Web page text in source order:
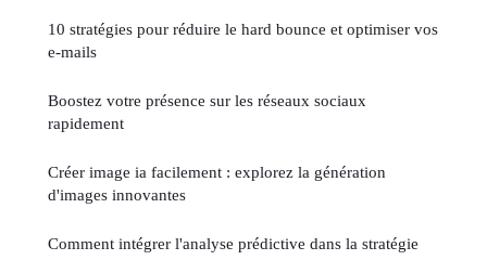
10 stratégies pour réduire le hard bounce et optimiser vos
e-mails
Boostez votre présence sur les réseaux sociaux
rapidement
Créer image ia facilement : explorez la génération
d'images innovantes
Comment intégrer l'analyse prédictive dans la stratégie